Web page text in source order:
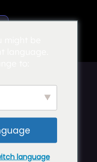
language